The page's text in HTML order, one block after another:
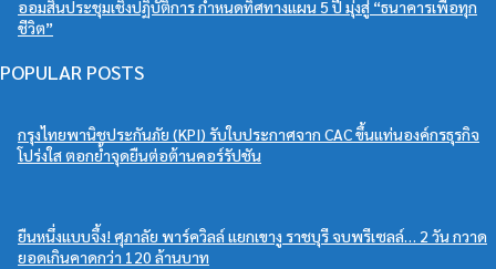
ออมสินประชุมเชิงปฏิบัติการ กำหนดทิศทางแผน 5 ปี มุ่งสู่ “ธนาคารเพื่อทุก
ชีวิต”
POPULAR POSTS
กรุงไทยพานิชประกันภัย (KPI) รับใบประกาศจาก CAC ขึ้นแท่นองค์กรธุรกิจ
โปร่งใส ตอกย้ำจุดยืนต่อต้านคอร์รัปชัน
ยืนหนึ่งแบบจึ้ง! ศุภาลัย พาร์ควิลล์ แยกเขางู ราชบุรี จบพรีเซลล์… 2 วัน กวาด
ยอดเกินคาดกว่า 120 ล้านบาท